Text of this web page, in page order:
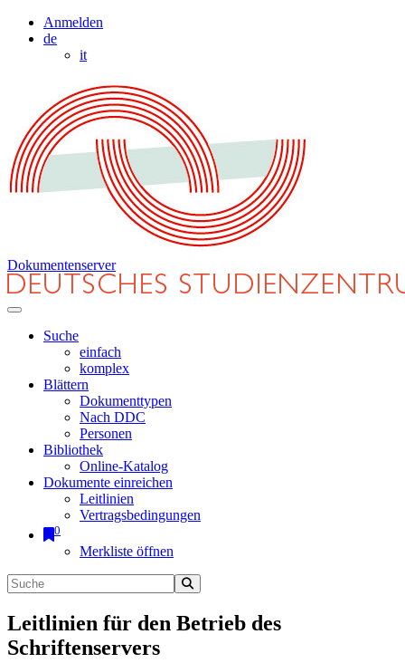
Anmelden
de
it
Dokumentenserver
Suche
einfach
komplex
Blättern
Dokumenttypen
Nach DDC
Personen
Bibliothek
Online-Katalog
Dokumente einreichen
Leitlinien
Vertragsbedingungen
0
Merkliste öffnen
Leitlinien für den Betrieb des
Schriftenservers